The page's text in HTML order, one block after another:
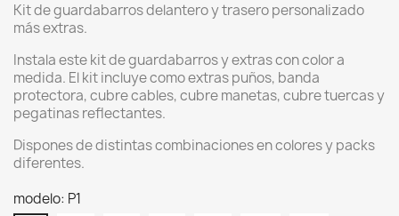
Kit de guardabarros delantero y trasero personalizado
más extras.
Instala este kit de guardabarros y extras con color a
medida. El kit incluye como extras puños, banda
protectora, cubre cables, cubre manetas, cubre tuercas y
pegatinas reflectantes.
Dispones de distintas combinaciones en colores y packs
diferentes.
modelo: P1